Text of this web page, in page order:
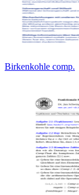
Birkenkohle comp.